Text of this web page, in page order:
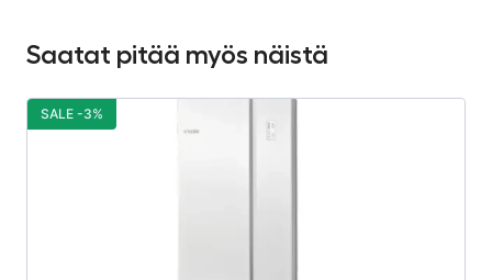
Saatat pitää myös näistä
SALE -3%